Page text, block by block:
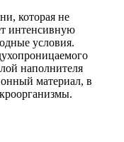
которая не
интенсивную
условия.
наполнителя
материал, в